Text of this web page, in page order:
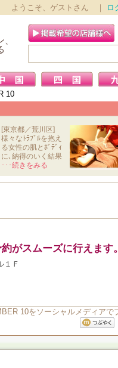
ようこそ、ゲストさん ｜ ロ
10
[東京都／荒川区]
様々なﾄﾗﾌﾞﾙを抱え
る女性の肌とﾎﾞﾃﾞｨ
に､納得のいく結果
を導きだ
･･･続きをみる
がスムーズに行えます。
１Ｆ
10をソーシャルメディアで